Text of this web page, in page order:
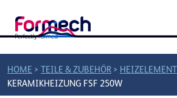
HOME > TEILE & ZUBEHÖR > HEIZELEMENT
KERAMIKHEIZUNG FSF 250W